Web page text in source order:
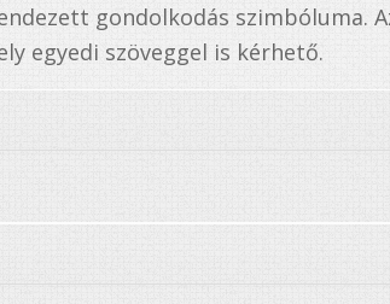
gondolkodás szimbóluma.
egyedi szöveggel is kérhető.